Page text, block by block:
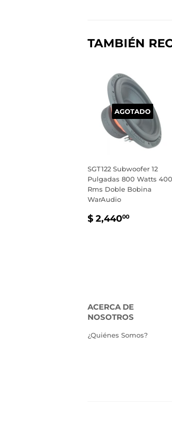
TAMBIÉN
AGOTADO
SGT122 Subwoofer 12
Pulgadas 800 Watts 400
Rms Doble Bobina
WarAudio
PRECIO
$ 2,44000
ACERCA DE
NOSOTROS
¿Quiénes Somos?